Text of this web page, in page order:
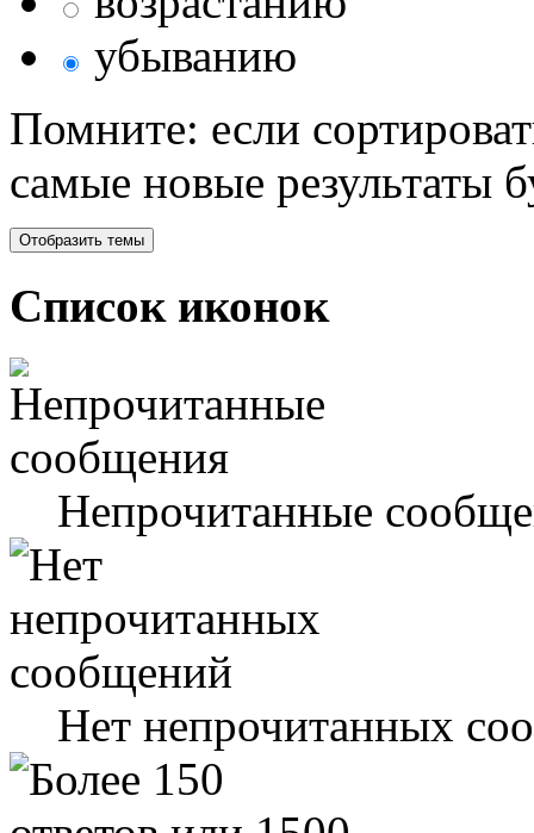
убыванию
Помните: если
самые новые результаты
Список иконок
Непрочитанные
Нет непрочитанных